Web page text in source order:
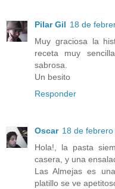
Pilar Gil 18 de
Muy graciosa la
receta muy
sabrosa.
Un besito
Responder
Oscar 18 de
Hola!, la pasta
casera, y una
Las Almejas es
platillo se ve